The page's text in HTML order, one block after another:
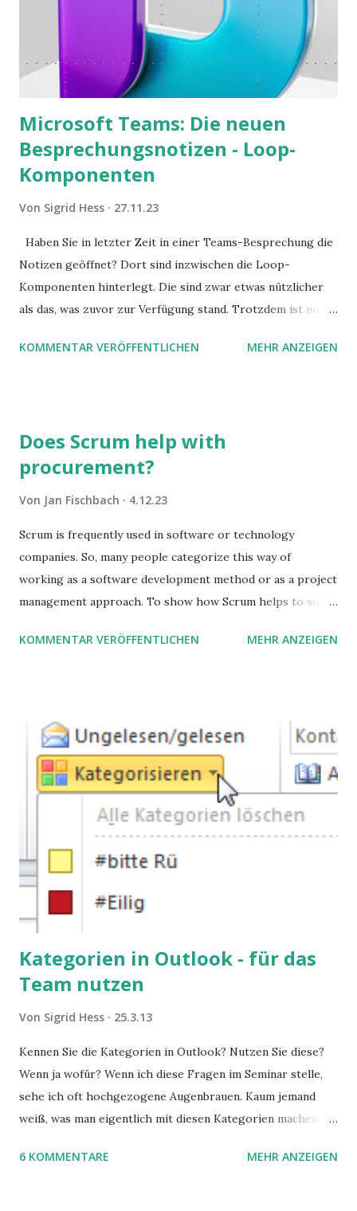
Microsoft Teams: Die neuen
Besprechungsnotizen - Loop-
Komponenten
Von Sigrid Hess 27.11.23
Haben Sie in letzter Zeit in einer Teams-Besprechung die
Notizen geöffnet? Dort sind inzwischen die Loop-
Komponenten hinterlegt. Die sind zwar etwas nützlicher
als das, was zuvor zur Verfügung stand. Trotzdem ist noch
Stolperfallen. Hier ein erster, kritischer Blick auf das was
KOMMENTAR VERÖFFENTLICHEN MEHR ANZEIGEN
Does Scrum help with
procurement?
Von Jan Fischbach 4.12.23
Scrum is frequently used in software or technology
companies. So, many people categorize this way of
working as a software development method or as a project
management approach. To show how Scrum helps to solve
processes.
KOMMENTAR VERÖFFENTLICHEN MEHR ANZEIGEN
Kategorien in Outlook - für das
Team nutzen
Von Sigrid Hess 25.3.13
Kennen Sie die Kategorien in Outlook? Nutzen Sie diese?
Wenn ja wofür? Wenn ich diese Fragen im Seminar stelle,
sehe ich oft hochgezogene Augenbrauen. Kaum jemand
weiß, was man eigentlich mit diesen Kategorien machen
sie Ihnen vor.
6 KOMMENTARE MEHR ANZEIGEN